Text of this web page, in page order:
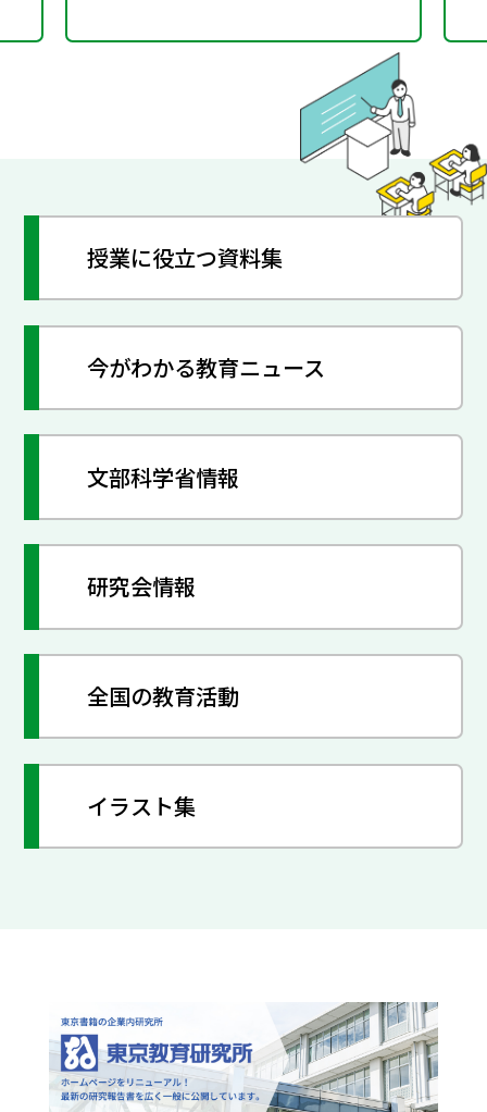
授業に役立つ資料集
今がわかる教育ニュース
文部科学省情報
研究会情報
全国の教育活動
イラスト集